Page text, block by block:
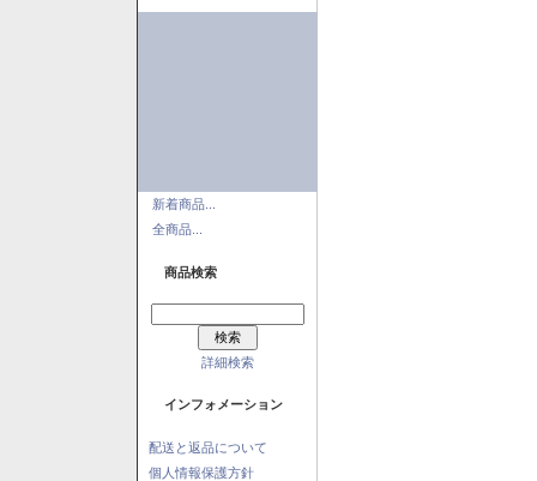
新着商品...
全商品...
商品検索
詳細検索
インフォメーション
配送と返品について
個人情報保護方針